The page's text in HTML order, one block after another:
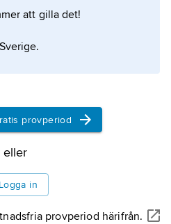
of Technology i
artikeln
att gilla det!
provperiod
eller
Logga in
provperiod härifrån.